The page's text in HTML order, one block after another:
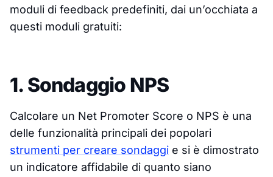
moduli di feedback predefiniti, dai un’occhiata a
questi moduli gratuiti:
1. Sondaggio NPS
Calcolare un Net Promoter Score o NPS è una
delle funzionalità principali dei popolari
strumenti per creare sondaggi e si è dimostrato
un indicatore affidabile di quanto siano